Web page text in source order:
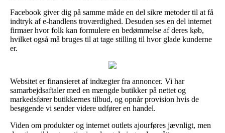
Facebook giver dig på samme måde en del sikre metoder til at få
indtryk af e-handlens troværdighed. Desuden ses en del internet
firmaer hvor folk kan formulere en bedømmelse af deres køb,
hvilket også må bruges til at tage stilling til hvor glade kunderne
er.
Websitet er finansieret af indtægter fra annoncer. Vi har
samarbejdsaftaler med en mængde butikker på nettet og
markedsfører butikkernes tilbud, og opnår provision hvis de
besøgende vi sender videre udfører en handel.
Viden om produkter og internet outlets ajourføres jævnligt, men